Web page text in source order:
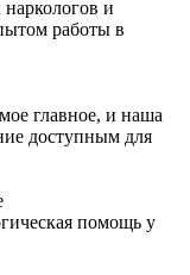
и
работы в
главное, и наша
доступным для
помощь у